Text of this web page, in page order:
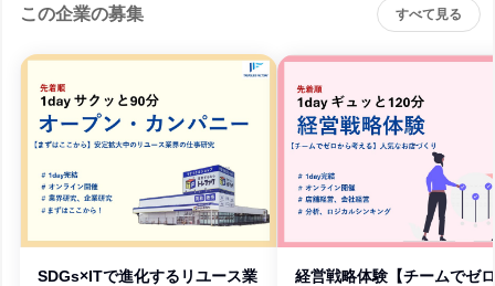
この企業の募集 すべて見る
SDGs×ITで進化するリユース業
経営戦略体験【チームでゼ